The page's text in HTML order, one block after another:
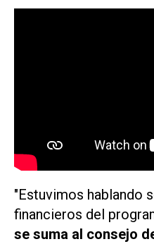
"Estuvimos hablando
financieros del
se suma al consejo